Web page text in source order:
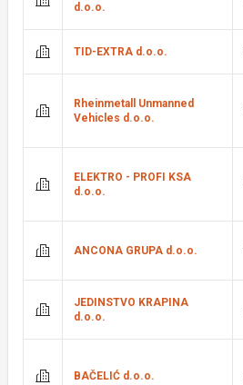
d.o.o.
TID-EXTRA d.o.o.
Rheinmetall Unmanned
Vehicles d.o.o.
ELEKTRO - PROFI KSA
d.o.o.
ANCONA GRUPA d.o.o.
JEDINSTVO KRAPINA
d.o.o.
BAČELIĆ d.o.o.